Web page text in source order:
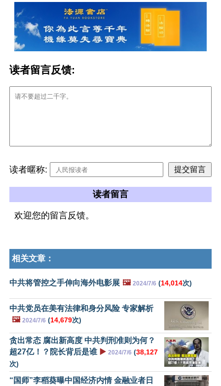
读者留言反馈:
读者暱称:
读者留言
欢迎您的留言反馈。
相关文章：
中共将管控之手伸向海外电影展 🖼️ 2024/7/6 (14,014次)
中共党员在美有法律和身分风险 专家解析
🖼️ 2024/7/6 (14,679次)
贪出常态 腐出新高度 中共判刑准则为何？
超27亿！？院长背后是谁 ▶️ 2024/7/6 (38,127
次)
“国师”李稻葵曝中国经济内情 金融业者日